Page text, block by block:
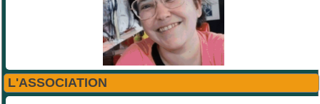
L'ASSOCIATION